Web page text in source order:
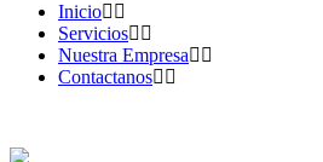
Inicio
Servicios
Nuestra Empresa
Contactanos